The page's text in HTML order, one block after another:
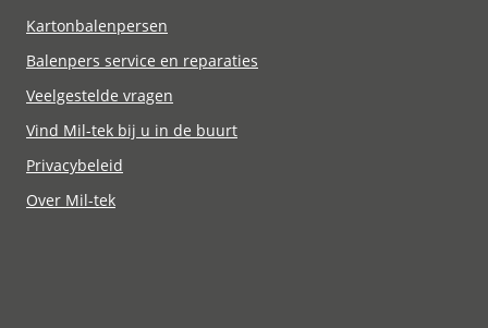
Kartonbalenpersen
Balenpers service en reparaties
Veelgestelde vragen
Vind Mil-tek bij u in de buurt
Privacybeleid
Over Mil-tek